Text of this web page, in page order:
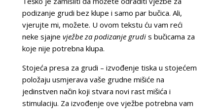
podizanje grudi bez klupe i samo par bučica. Ali,
vjerujte mi, možete. U ovom tekstu ću vam reći
neke sjajne vježbe za podizanje grudis bučicama za
koje nije potrebna klupa.
Stojeća presa za grudi – izvođenje tiska u stojećem
položaju usmjerava vaše grudne mišiće na
jedinstven način koji stvara novi rast mišića i
stimulaciju. Za izvođenje ove vježbe potrebna vam